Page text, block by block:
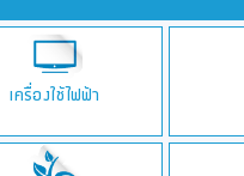
เครื่องใช้ไฟฟ้า